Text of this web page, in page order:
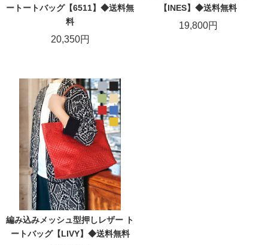
ートートバッグ【6511】◆送料無
料
20,350円
【INES】◆送料無料
19,800円
編み込みメッシュ型押しレザー ト
ートバッグ【LIVY】◆送料無料